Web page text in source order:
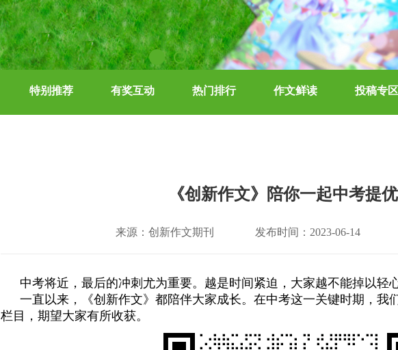
特别推荐 有奖互动 热门排行 作文鲜读 投稿专区
《创新作文》陪你一起中考提优
来源：创新作文期刊 发布时间：2023-06-14
中考将近，最后的冲刺尤为重要。越是时间紧迫，大家越不能掉以轻心
一直以来，《创新作文》都陪伴大家成长。在中考这一关键时期，我
栏目，期望大家有所收获。